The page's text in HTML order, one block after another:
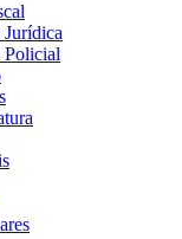
Jurídica
Policial